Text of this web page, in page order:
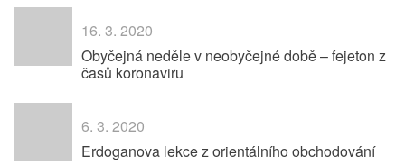
16. 3. 2020
Obyčejná neděle v neobyčejné době – fejeton z
časů koronaviru
6. 3. 2020
Erdoganova lekce z orientálního obchodování